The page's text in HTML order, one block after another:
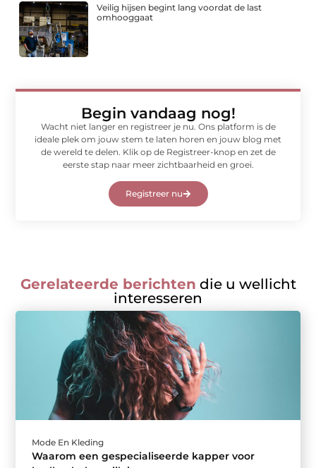
Veilig hijsen begint lang voordat de last
omhooggaat
Begin vandaag nog!
Wacht niet langer en registreer je nu. Ons platform is de
ideale plek om jouw stem te laten horen en jouw blog met
de wereld te delen. Klik op de Registreer-knop en zet de
eerste stap naar meer zichtbaarheid en groei.
Registreer nu
Gerelateerde berichten die u wellicht
interesseren
Mode En Kleding
Waarom een gespecialiseerde kapper voor